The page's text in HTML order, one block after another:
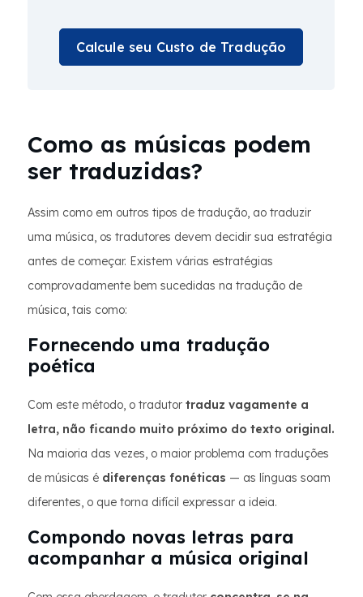
Calcule seu Custo de Tradução
Como as músicas podem
ser traduzidas?
Assim como em outros tipos de tradução, ao traduzir
uma música, os tradutores devem decidir sua estratégia
antes de começar. Existem várias estratégias
comprovadamente bem sucedidas na tradução de
música, tais como:
Fornecendo uma tradução
poética
Com este método, o tradutor traduz vagamente a
letra, não ficando muito próximo do texto original.
Na maioria das vezes, o maior problema com traduções
de músicas é diferenças fonéticas — as línguas soam
diferentes, o que torna difícil expressar a ideia.
Compondo novas letras para
acompanhar a música original